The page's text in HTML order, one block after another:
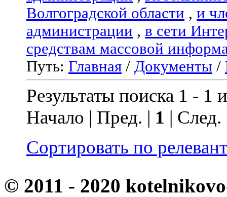
Волгоградской области , и
администрации , в сети
средствам массовой
Путь: Главная / Документы /
Результаты поиска 1 - 1
Начало | Пред. | 1 |
Сортировать по
© 2011 - 2020